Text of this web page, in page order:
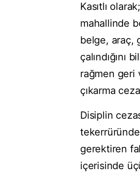
Kasıtlı
mahallinde
belge, araç,
rağmen geri
çıkarma
Disiplin
gerektiren
içerisinde